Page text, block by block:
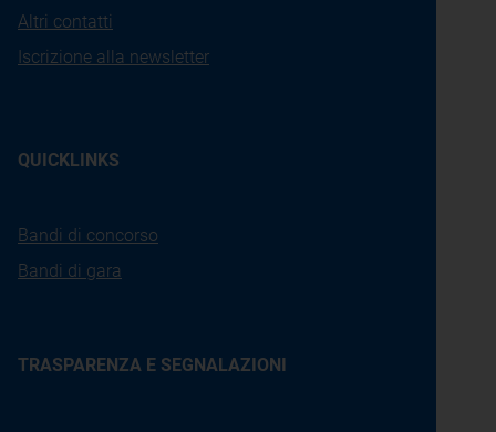
Altri contatti
Iscrizione alla newsletter
QUICKLINKS
Bandi di concorso
Bandi di gara
TRASPARENZA E SEGNALAZIONI